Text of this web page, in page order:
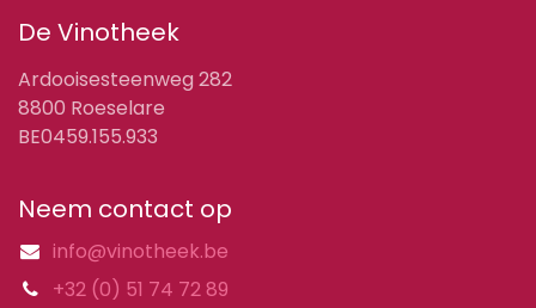
De Vinotheek
Ardooisesteenweg 282
8800 Roeselare
BE0459.155.933
Neem contact op
info@vinotheek.be
+32 (0) 51 74 72 89